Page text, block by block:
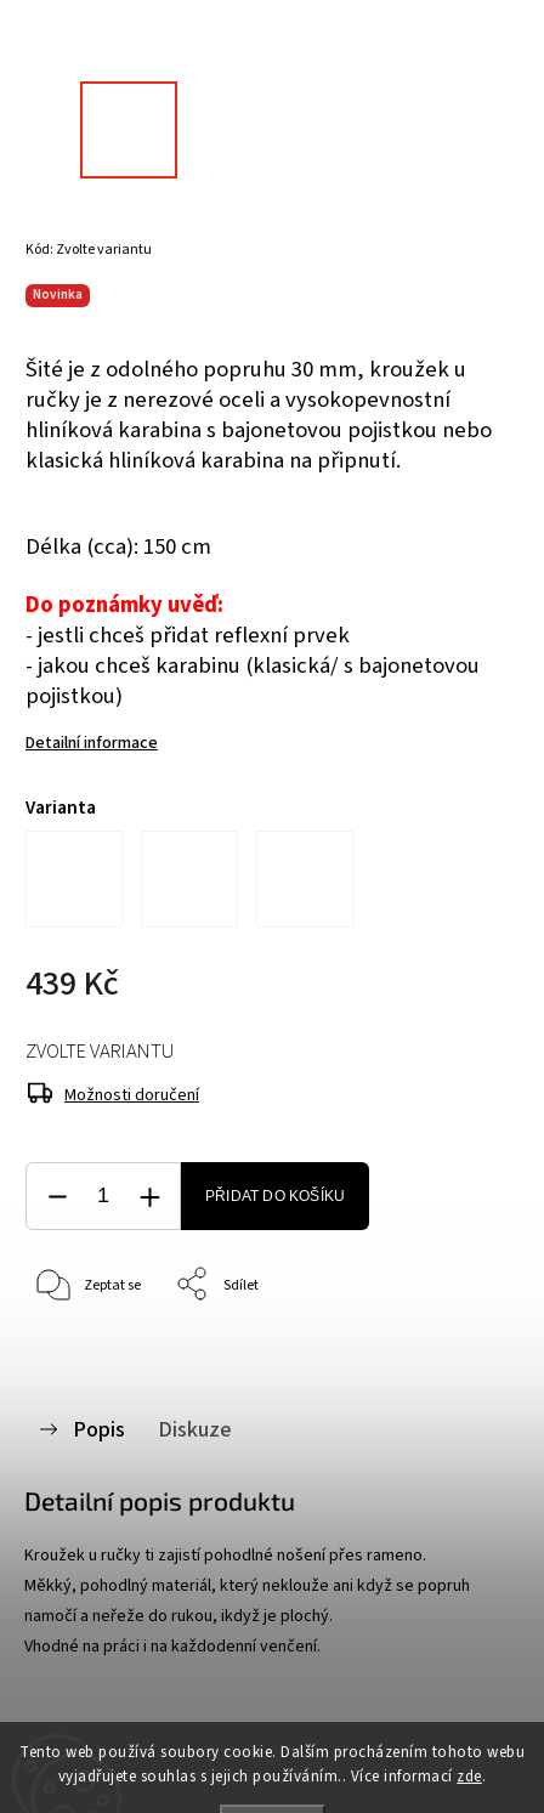
Tento web používá soubory cookie. Dalším procházením tohoto webu
vyjadřujete souhlas s jejich používáním.. Více informací zde.
Kód: Zvolte variantu
Šité je z odolného popruhu 30 mm, kroužek u
ručky je z nerezové oceli a vysokopevnostní
hliníková karabina s bajonetovou pojistkou nebo
klasická hliníková karabina na připnutí.
Délka (cca): 150 cm
Do poznámky uvěď:
- jestli chceš přidat reflexní prvek
- jakou chceš karabinu (klasická/ s bajonetovou
pojistkou)
Detailní informace
Novinka
Varianta
439 Kč
ZVOLTE VARIANTU
Možnosti doručení
PŘIDAT DO KOŠÍKU
Zeptat se Sdílet
Popis Diskuze
Detailní popis produktu
Kroužek u ručky ti zajistí pohodlné nošení přes rameno.
Měkký, pohodlný materiál, který neklouže ani když se popruh
namočí a neřeže do rukou, ikdyž je plochý.
Vhodné na práci i na každodenní venčení.